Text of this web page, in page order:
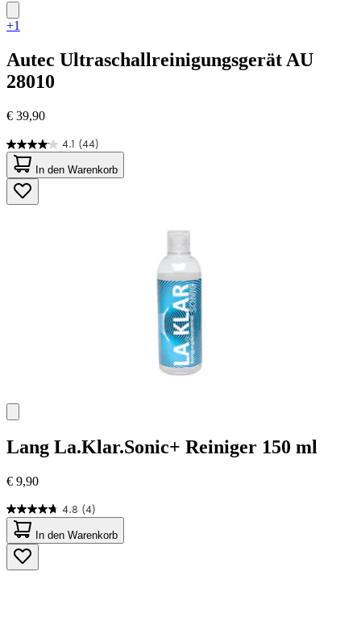
+1
Autec Ultraschallreinigungsgerät AU
28010
€ 39,90
4.1 (44)
4.1
von
5
Sternen.
44
In den Warenkorb
Lang La.Klar.Sonic+ Reiniger 150 ml
€ 9,90
4.8 (4)
4.8
von
5
Sternen.
4
In den Warenkorb